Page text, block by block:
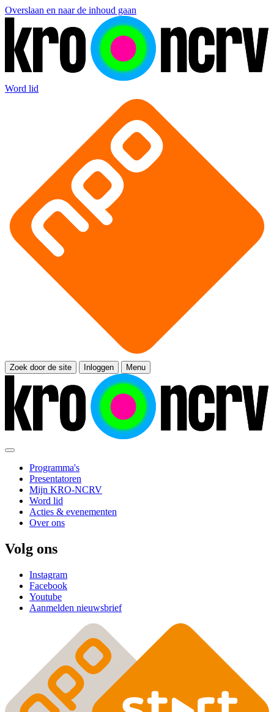
Overslaan en naar de inhoud gaan
Word lid
Zoek door de site Inloggen Menu
Programma's
Presentatoren
Mijn KRO-NCRV
Word lid
Acties & evenementen
Over ons
Volg ons
Instagram
Facebook
Youtube
Aanmelden nieuwsbrief